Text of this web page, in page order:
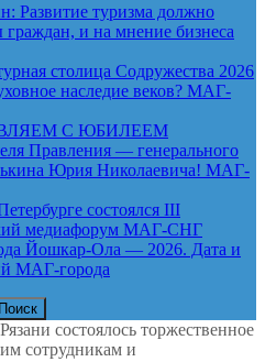
Развитие туризма должно
граждан, и на мнение бизнеса
столица Содружества 2026
наследие веков? МАГ-
С ЮБИЛЕЕМ
Правления — генерального
Юрия Николаевича! МАГ-
состоялся III
медиафорум МАГ-СНГ
Йошкар-Ола — 2026. Дата и
МАГ-города
состоялось торжественное
сотрудникам и